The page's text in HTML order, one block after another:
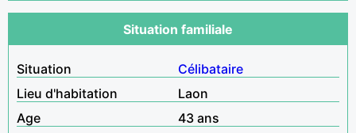
Situation familiale
Situation
Célibataire
Lieu d'habitation
Laon
Age
43 ans